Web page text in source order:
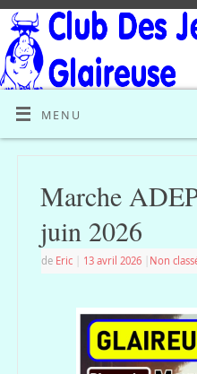
MENU
Marche
juin 2026
de Eric 13 avril 2026 Non